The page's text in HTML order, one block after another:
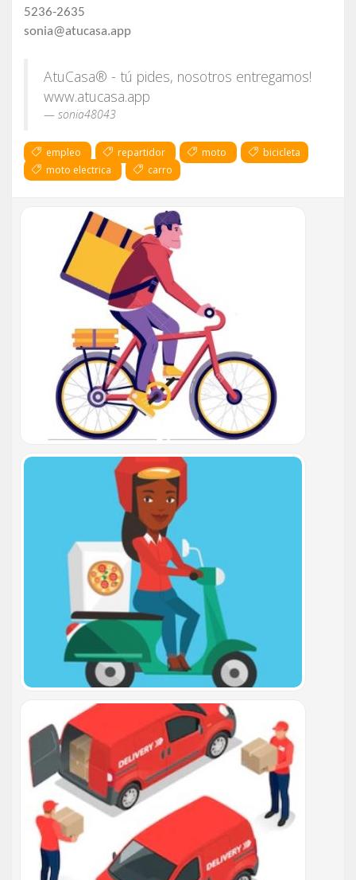
5236-2635
sonia@atucasa.app
AtuCasa® - tú pides, nosotros entregamos!
www.atucasa.app
sonia48043
empleo repartidor moto
bicicleta
moto electrica
carro